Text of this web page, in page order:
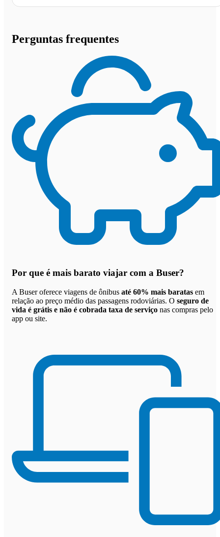
Perguntas frequentes
Por que é mais barato viajar com a Buser?
A Buser oferece viagens de ônibus até 60% mais baratas em
relação ao preço médio das passagens rodoviárias. O seguro de
vida é grátis e não é cobrada taxa de serviço nas compras pelo
app ou site.